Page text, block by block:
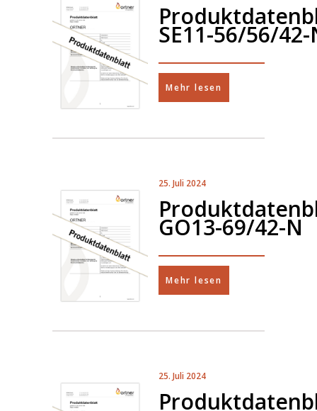
SE11-56/56/42-
Mehr lesen
25. Juli 2024
GO13-69/42-N
Mehr lesen
25. Juli 2024